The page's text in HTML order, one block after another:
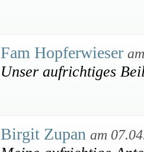
Fam Hopferwieser
Unser aufrichtiges
Birgit Zupan am